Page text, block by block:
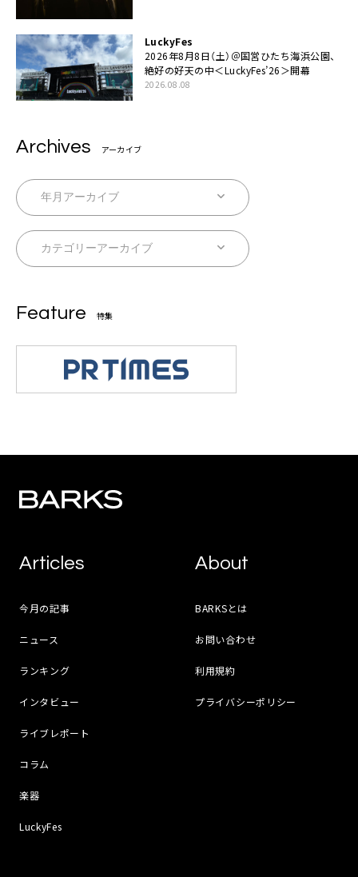
LuckyFes
2026年8月8日（土）＠国営ひたち海浜公園、
絶好の好天の中＜LuckyFes’26＞開幕
2026.08.08
Archives アーカイブ
Feature 特集
Articles
今月の記事
ニュース
ランキング
インタビュー
ライブレポート
コラム
楽器
LuckyFes
About
BARKSとは
お問い合わせ
利用規約
プライバシーポリシー